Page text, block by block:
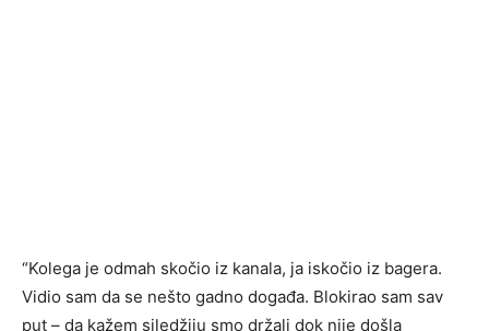
“Kolega je odmah skočio iz kanala, ja iskočio iz bagera.
Vidio sam da se nešto gadno događa. Blokirao sam sav
put – da kažem siledžiju smo držali dok nije došla